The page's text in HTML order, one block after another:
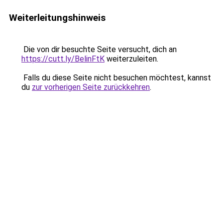
Weiterleitungshinweis
Die von dir besuchte Seite versucht, dich an
https://cutt.ly/BelinFtK weiterzuleiten.
Falls du diese Seite nicht besuchen möchtest, kannst
du zur vorherigen Seite zurückkehren.